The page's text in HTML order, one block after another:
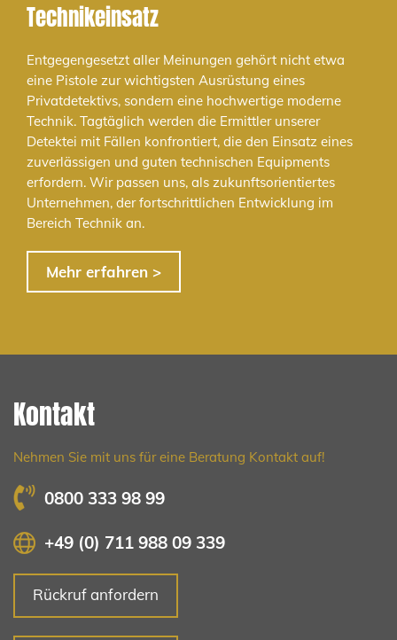
Technikeinsatz
Entgegengesetzt aller Meinungen gehört nicht etwa
eine Pistole zur wichtigsten Ausrüstung eines
Privatdetektivs, sondern eine hochwertige moderne
Technik. Tagtäglich werden die Ermittler unserer
Detektei mit Fällen konfrontiert, die den Einsatz eines
zuverlässigen und guten technischen Equipments
erfordern. Wir passen uns, als zukunftsorientiertes
Unternehmen, der fortschrittlichen Entwicklung im
Bereich Technik an.
Mehr erfahren >
Kontakt
Nehmen Sie mit uns für eine Beratung Kontakt auf!
0800 333 98 99
+49 (0) 711 988 09 339
Rückruf anfordern